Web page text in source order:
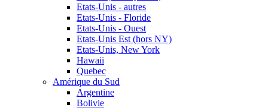
Etats-Unis - autres
Etats-Unis - Floride
Etats-Unis - Ouest
Etats-Unis Est (hors NY)
Etats-Unis, New York
Hawaii
Quebec
Amérique du Sud
Argentine
Bolivie